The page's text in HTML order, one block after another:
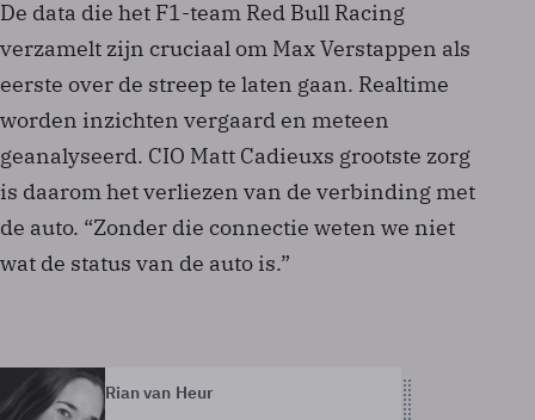
De data die het F1-team Red Bull Racing
verzamelt zijn cruciaal om Max Verstappen als
eerste over de streep te laten gaan. Realtime
worden inzichten vergaard en meteen
geanalyseerd. CIO Matt Cadieuxs grootste zorg
is daarom het verliezen van de verbinding met
de auto. “Zonder die connectie weten we niet
wat de status van de auto is.”
Rian van Heur